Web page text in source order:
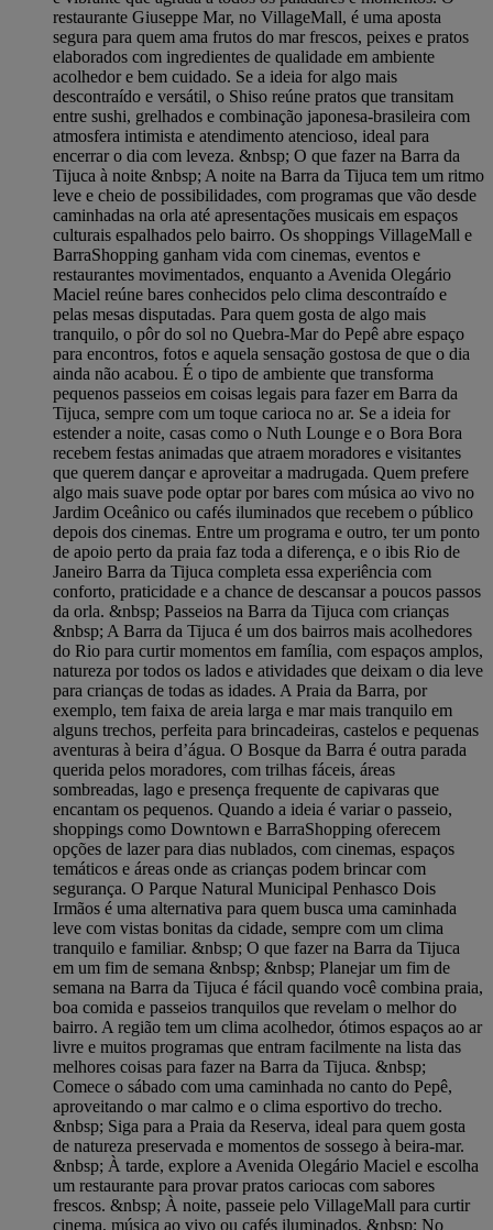
restaurante Giuseppe Mar, no VillageMall, é uma aposta
segura para quem ama frutos do mar frescos, peixes e pratos
elaborados com ingredientes de qualidade em ambiente
acolhedor e bem cuidado. Se a ideia for algo mais
descontraído e versátil, o Shiso reúne pratos que transitam
entre sushi, grelhados e combinação japonesa-brasileira com
atmosfera intimista e atendimento atencioso, ideal para
encerrar o dia com leveza. &nbsp; O que fazer na Barra da
Tijuca à noite &nbsp; A noite na Barra da Tijuca tem um ritmo
leve e cheio de possibilidades, com programas que vão desde
caminhadas na orla até apresentações musicais em espaços
culturais espalhados pelo bairro. Os shoppings VillageMall e
BarraShopping ganham vida com cinemas, eventos e
restaurantes movimentados, enquanto a Avenida Olegário
Maciel reúne bares conhecidos pelo clima descontraído e
pelas mesas disputadas. Para quem gosta de algo mais
tranquilo, o pôr do sol no Quebra-Mar do Pepê abre espaço
para encontros, fotos e aquela sensação gostosa de que o dia
ainda não acabou. É o tipo de ambiente que transforma
pequenos passeios em coisas legais para fazer em Barra da
Tijuca, sempre com um toque carioca no ar. Se a ideia for
estender a noite, casas como o Nuth Lounge e o Bora Bora
recebem festas animadas que atraem moradores e visitantes
que querem dançar e aproveitar a madrugada. Quem prefere
algo mais suave pode optar por bares com música ao vivo no
Jardim Oceânico ou cafés iluminados que recebem o público
depois dos cinemas. Entre um programa e outro, ter um ponto
de apoio perto da praia faz toda a diferença, e o ibis Rio de
Janeiro Barra da Tijuca completa essa experiência com
conforto, praticidade e a chance de descansar a poucos passos
da orla. &nbsp; Passeios na Barra da Tijuca com crianças
&nbsp; A Barra da Tijuca é um dos bairros mais acolhedores
do Rio para curtir momentos em família, com espaços amplos,
natureza por todos os lados e atividades que deixam o dia leve
para crianças de todas as idades. A Praia da Barra, por
exemplo, tem faixa de areia larga e mar mais tranquilo em
alguns trechos, perfeita para brincadeiras, castelos e pequenas
aventuras à beira d’água. O Bosque da Barra é outra parada
querida pelos moradores, com trilhas fáceis, áreas
sombreadas, lago e presença frequente de capivaras que
encantam os pequenos. Quando a ideia é variar o passeio,
shoppings como Downtown e BarraShopping oferecem
opções de lazer para dias nublados, com cinemas, espaços
temáticos e áreas onde as crianças podem brincar com
segurança. O Parque Natural Municipal Penhasco Dois
Irmãos é uma alternativa para quem busca uma caminhada
leve com vistas bonitas da cidade, sempre com um clima
tranquilo e familiar. &nbsp; O que fazer na Barra da Tijuca
em um fim de semana &nbsp; &nbsp; Planejar um fim de
semana na Barra da Tijuca é fácil quando você combina praia,
boa comida e passeios tranquilos que revelam o melhor do
bairro. A região tem um clima acolhedor, ótimos espaços ao ar
livre e muitos programas que entram facilmente na lista das
melhores coisas para fazer na Barra da Tijuca. &nbsp;
Comece o sábado com uma caminhada no canto do Pepê,
aproveitando o mar calmo e o clima esportivo do trecho.
&nbsp; Siga para a Praia da Reserva, ideal para quem gosta
de natureza preservada e momentos de sossego à beira-mar.
&nbsp; À tarde, explore a Avenida Olegário Maciel e escolha
um restaurante para provar pratos cariocas com sabores
frescos. &nbsp; À noite, passeie pelo VillageMall para curtir
cinema, música ao vivo ou cafés iluminados. &nbsp; No